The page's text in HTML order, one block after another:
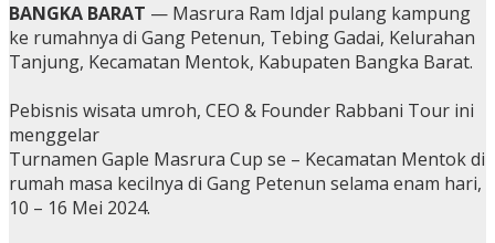
BANGKA BARAT — Masrura Ram Idjal pulang kampung
ke rumahnya di Gang Petenun, Tebing Gadai, Kelurahan
Tanjung, Kecamatan Mentok, Kabupaten Bangka Barat.
Pebisnis wisata umroh, CEO & Founder Rabbani Tour ini
menggelar
Turnamen Gaple Masrura Cup se – Kecamatan Mentok di
rumah masa kecilnya di Gang Petenun selama enam hari,
10 – 16 Mei 2024.